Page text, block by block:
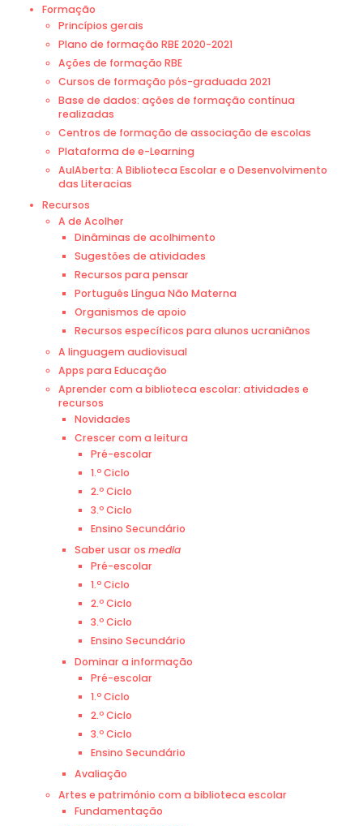
Formação
Princípios gerais
Plano de formação RBE 2020-2021
Ações de formação RBE
Cursos de formação pós-graduada 2021
Base de dados: ações de formação contínua
realizadas
Centros de formação de associação de escolas
Plataforma de e-Learning
AulAberta: A Biblioteca Escolar e o Desenvolvimento
das Literacias
Recursos
A de Acolher
Dinâminas de acolhimento
Sugestões de atividades
Recursos para pensar
Português Língua Não Materna
Organismos de apoio
Recursos específicos para alunos ucraniânos
A linguagem audiovisual
Apps para Educação
Aprender com a biblioteca escolar: atividades e
recursos
Novidades
Crescer com a leitura
Pré-escolar
1.º Ciclo
2.º Ciclo
3.º Ciclo
Ensino Secundário
Saber usar osmedia
Pré-escolar
1.º Ciclo
2.º Ciclo
3.º Ciclo
Ensino Secundário
Dominar a informação
Pré-escolar
1.º Ciclo
2.º Ciclo
3.º Ciclo
Ensino Secundário
Avaliação
Artes e património com a biblioteca escolar
Fundamentação